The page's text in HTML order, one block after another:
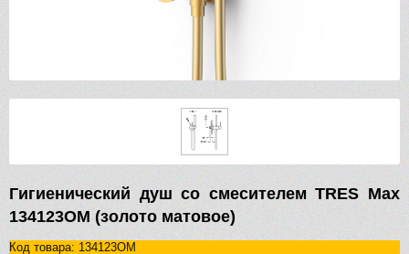
Гигиенический душ со смесителем TRES Max
134123OM (золото матовое)
Код товара: 134123OM